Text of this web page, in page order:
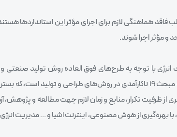
که مسئول اجرای قوانین و مقررات مبحث 19 هستند، اغلب فاقد هماهنگی لازم برای اجرای مؤثر این
و مؤثر اجرا شوند.
انرژی با توجه به طرح‌های فوق العاده روش تولید صنعتی
شکل گرفته و توسعه یافته است، از گلوگاهی اصلی در عدم تحقق مقررات ملی از جمله مبحث ۱۹ ناکارآمدی در روش‌های طراحی و
از ظرفیت تکرار، منابع و زمان لازم جهت مطالعه و پژوهش،
از هوش مصنوعی، اینترنت اشیا و … مدیریت